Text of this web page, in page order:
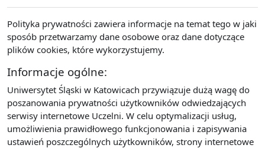
Polityka prywatności zawiera informacje na temat tego w jaki
sposób przetwarzamy dane osobowe oraz dane dotyczące
plików cookies, które wykorzystujemy.
Informacje ogólne:
Uniwersytet Śląski w Katowicach przywiązuje dużą wagę do
poszanowania prywatności użytkowników odwiedzających
serwisy internetowe Uczelni. W celu optymalizacji usług,
umożliwienia prawidłowego funkcjonowania i zapisywania
ustawień poszczególnych użytkowników, strony internetowe